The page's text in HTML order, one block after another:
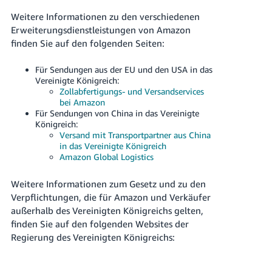
Weitere Informationen zu den verschiedenen
Erweiterungsdienstleistungen von Amazon
finden Sie auf den folgenden Seiten:
Für Sendungen aus der EU und den USA in das
Vereinigte Königreich:
Zollabfertigungs- und Versandservices
bei Amazon
Für Sendungen von China in das Vereinigte
Königreich:
Versand mit Transportpartner aus China
in das Vereinigte Königreich
Amazon Global Logistics
Weitere Informationen zum Gesetz und zu den
Verpflichtungen, die für Amazon und Verkäufer
außerhalb des Vereinigten Königreichs gelten,
finden Sie auf den folgenden Websites der
Regierung des Vereinigten Königreichs: